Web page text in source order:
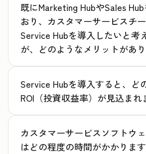
既にMarketing HubやSales
おり、カスタマーサービスチ
Service Hubを導入したいと考
が、どのようなメリットがあ
Service Hubを導入すると、ど
ROI（投資収益率）が見込まれ
カスタマーサービスソフトウ
はどの程度の時間がかかりま